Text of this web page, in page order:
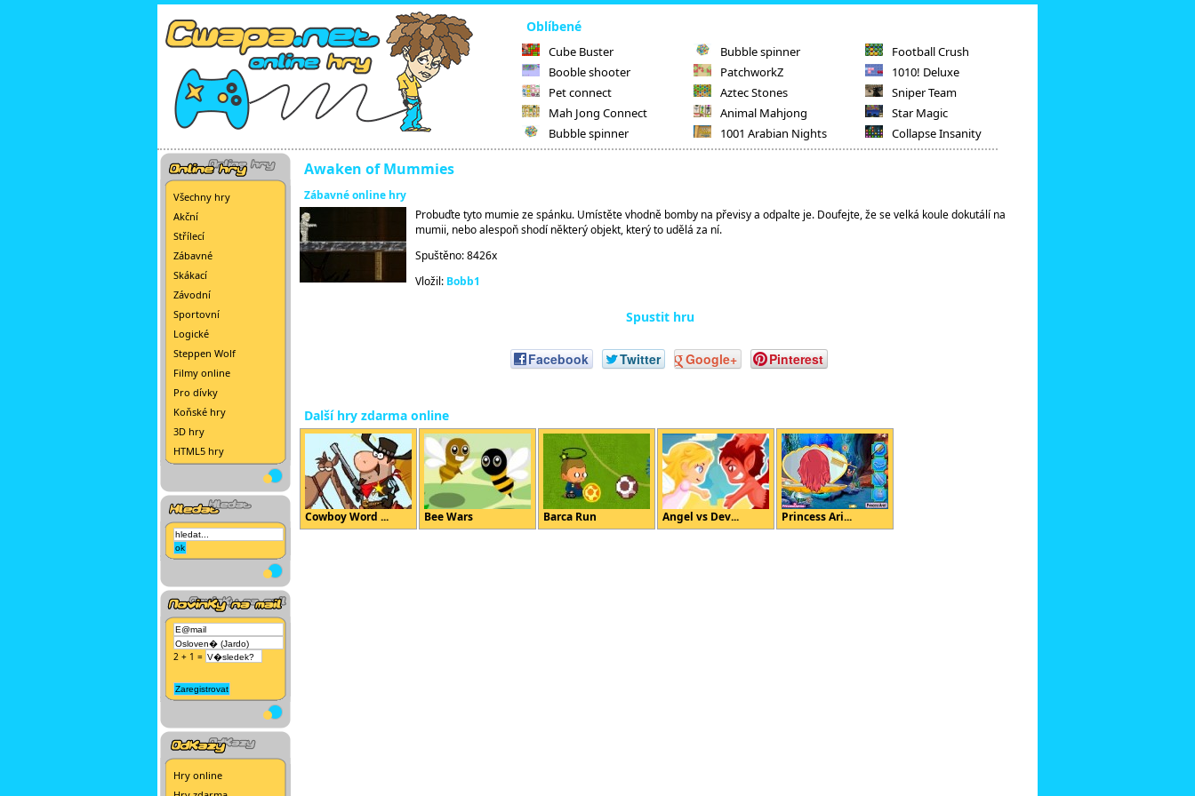
Oblíbené
Cube Buster
Booble shooter
Pet connect
Mah Jong Connect
Bubble spinner
Bubble spinner
PatchworkZ
Aztec Stones
Animal Mahjong
1001 Arabian Nights
Football Crush
1010! Deluxe
Sniper Team
Star Magic
Collapse Insanity
Všechny hry
Akční
Střílecí
Zábavné
Skákací
Závodní
Sportovní
Logické
Steppen Wolf
Filmy online
Pro dívky
Koňské hry
3D hry
HTML5 hry
2 + 1 =
Hry online
Awaken of Mummies
Zábavné online hry
Probuďte tyto mumie ze spánku. Umístěte vhodně bomby na převisy a odpalte je. Doufejte, že se velká koule dokutálí na
mumii, nebo alespoň shodí některý objekt, který to udělá za ní.
Spuštěno: 8426x
Vložil: Bobb1
Spustit hru
Facebook Twitter Google+ Pinterest
Další hry zdarma online
Cowboy Word ... Bee Wars Barca Run Angel vs Dev... Princess Ari...